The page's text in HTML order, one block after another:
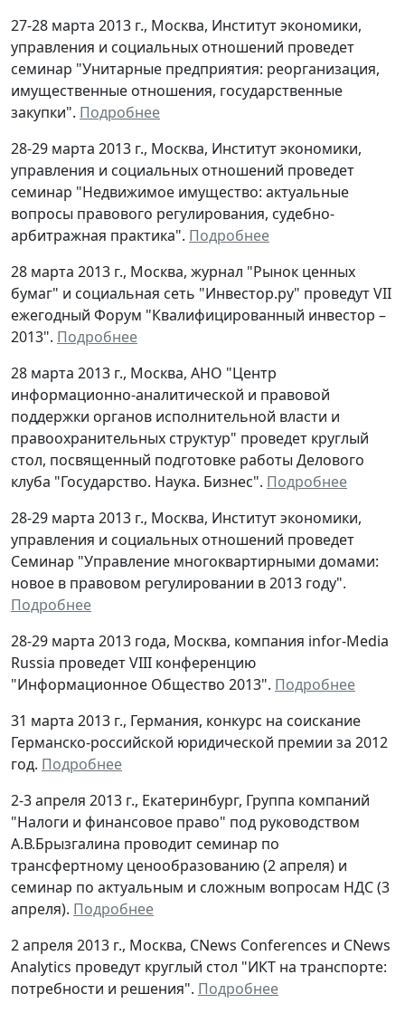
27-28 марта 2013 г., Москва, Институт экономики,
управления и социальных отношений проведет
семинар "Унитарные предприятия: реорганизация,
имущественные отношения, государственные
закупки". Подробнее
28-29 марта 2013 г., Москва, Институт экономики,
управления и социальных отношений проведет
семинар "Недвижимое имущество: актуальные
вопросы правового регулирования, судебно-
арбитражная практика". Подробнее
28 марта 2013 г., Москва, журнал "Рынок ценных
бумаг" и социальная сеть "Инвестор.ру" проведут VII
ежегодный Форум "Квалифицированный инвестор –
2013". Подробнее
28 марта 2013 г., Москва, АНО "Центр
информационно-аналитической и правовой
поддержки органов исполнительной власти и
правоохранительных структур" проведет круглый
стол, посвященный подготовке работы Делового
клуба "Государство. Наука. Бизнес". Подробнее
28-29 марта 2013 г., Москва, Институт экономики,
управления и социальных отношений проведет
Семинар "Управление многоквартирными домами:
новое в правовом регулировании в 2013 году".
Подробнее
28-29 марта 2013 года, Москва, компания infor-Media
Russia проведет VIII конференцию
"Информационное Общество 2013". Подробнее
31 марта 2013 г., Германия, конкурс на соискание
Германско-российской юридической премии за 2012
год. Подробнее
2-3 апреля 2013 г., Екатеринбург, Группа компаний
"Налоги и финансовое право" под руководством
А.В.Брызгалина проводит семинар по
трансфертному ценообразованию (2 апреля) и
семинар по актуальным и сложным вопросам НДС (3
апреля). Подробнее
2 апреля 2013 г., Москва, CNews Conferences и CNews
Analytics проведут круглый стол "ИКТ на транспорте:
потребности и решения". Подробнее